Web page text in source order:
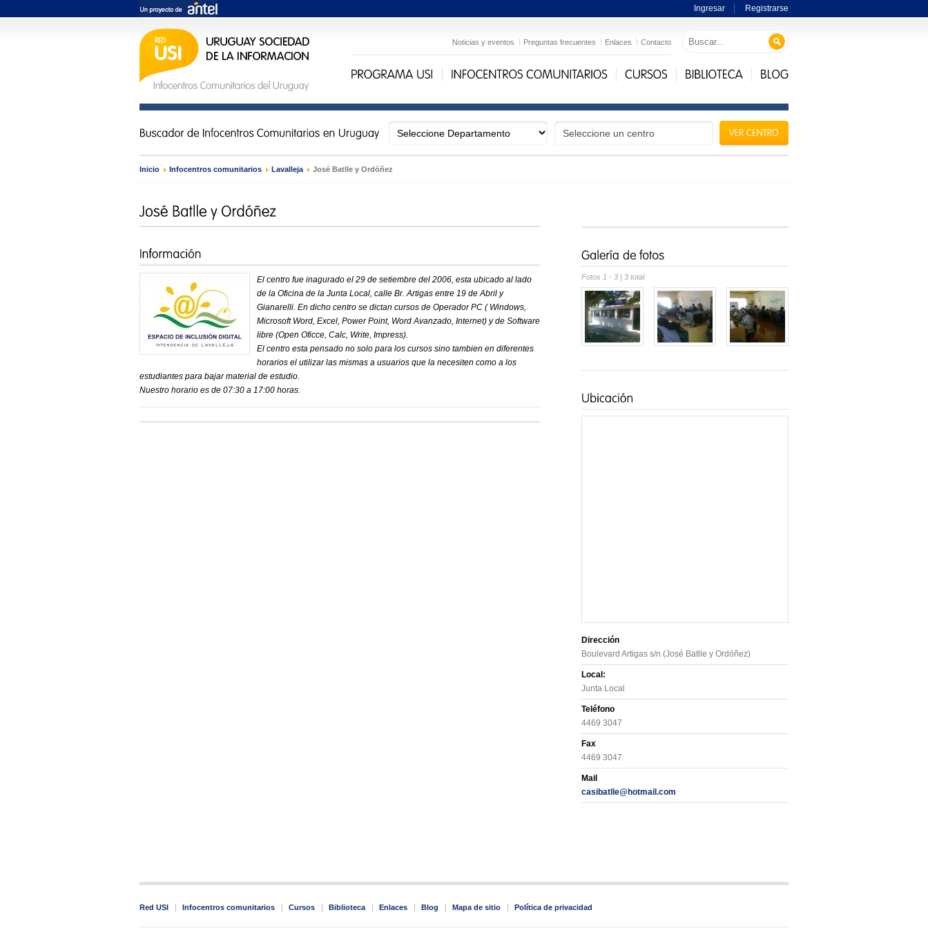
Ingresar Registrarse
Noticias y eventos Preguntas frecuentes Enlaces Contacto
Inicio › Infocentros comunitarios › Lavalleja › José Batlle y Ordóñez
El centro fue inagurado el 29 de setiembre del 2006, esta ubicado al lado
de la Oficina de la Junta Local, calle Br. Artigas entre 19 de Abril y
Gianarelli. En dicho centro se dictan cursos de Operador PC ( Windows,
Microsoft Word, Excel, Power Point, Word Avanzado, Internet) y de Software
libre (Open Oficce, Calc, Write, Impress).
El centro esta pensado no solo para los cursos sino tambien en diferentes
horarios el utilizar las mismas a usuarios que la necesiten como a los
estudiantes para bajar material de estudio.
Nuestro horario es de 07:30 a 17:00 horas.
Fotos 1 - 3 | 3 total
Dirección
Boulevard Artigas s/n (José Batlle y Ordóñez)
Local:
Junta Local
Teléfono
4469 3047
Fax
4469 3047
Mail
casibatlle@hotmail.com
Red USI Infocentros comunitarios Cursos Biblioteca Enlaces Blog Mapa de sitio Política de privacidad